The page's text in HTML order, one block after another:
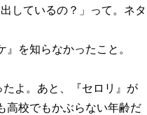
しているの？」って。ネタ
を知らなかったこと。
よ。あと、『セロリ』が
高校でもかぶらない年齢だ